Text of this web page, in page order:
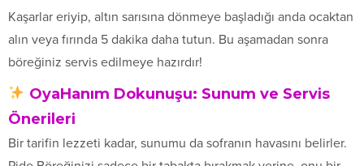
Kaşarlar eriyip, altın sarısına dönmeye başladığı anda ocaktan
alın veya fırında 5 dakika daha tutun. Bu aşamadan sonra
böreğiniz servis edilmeye hazırdır!
OyaHanım Dokunuşu: Sunum ve Servis
Önerileri
Bir tarifin lezzeti kadar, sunumu da sofranın havasını belirler.